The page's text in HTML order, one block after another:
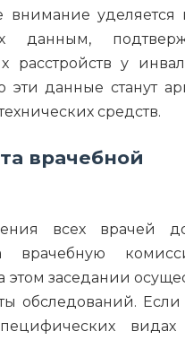
внимание уделяется
данным,
расстройств у
эти данные станут
средств.
врачебной
всех врачей
врачебную
заседании
обследований.